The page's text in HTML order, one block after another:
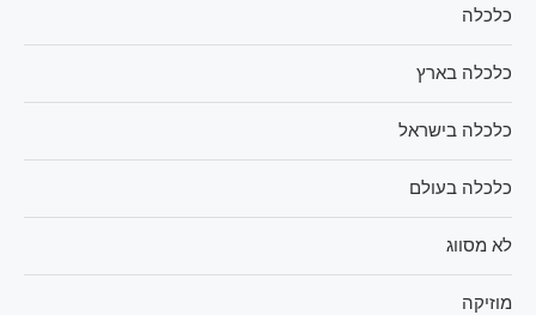
כלכלה
כלכלה בארץ
כלכלה בישראל
כלכלה בעולם
לא מסווג
מוזיקה